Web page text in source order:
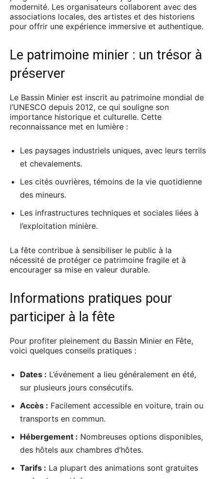
modernité. Les organisateurs collaborent avec des
associations locales, des artistes et des historiens
pour offrir une expérience immersive et authentique.
Le patrimoine minier : un trésor à
préserver
Le Bassin Minier est inscrit au patrimoine mondial de
l’UNESCO depuis 2012, ce qui souligne son
importance historique et culturelle. Cette
reconnaissance met en lumière :
Les paysages industriels uniques, avec leurs terrils
et chevalements.
Les cités ouvrières, témoins de la vie quotidienne
des mineurs.
Les infrastructures techniques et sociales liées à
l’exploitation minière.
La fête contribue à sensibiliser le public à la
nécessité de protéger ce patrimoine fragile et à
encourager sa mise en valeur durable.
Informations pratiques pour
participer à la fête
Pour profiter pleinement du Bassin Minier en Fête,
voici quelques conseils pratiques :
Dates : L’événement a lieu généralement en été,
sur plusieurs jours consécutifs.
Accès : Facilement accessible en voiture, train ou
transports en commun.
Hébergement : Nombreuses options disponibles,
des hôtels aux chambres d’hôtes.
Tarifs : La plupart des animations sont gratuites